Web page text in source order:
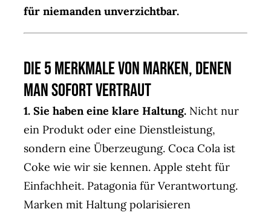
für niemanden unverzichtbar.
Die 5 Merkmale von marken, denen
man sofort vertraut
1. Sie haben eine klare Haltung.Nicht nur
ein Produkt oder eine Dienstleistung,
sondern eine Überzeugung. Coca Cola ist
Coke wie wir sie kennen. Apple steht für
Einfachheit. Patagonia für Verantwortung.
Marken mit Haltung polarisieren